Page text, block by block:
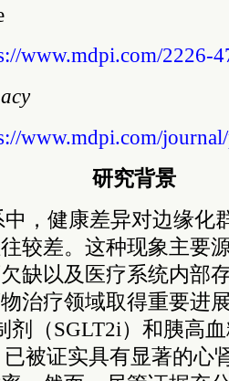
www.mdpi.com/2226-
www.mdpi.com/
研究背景
，健康差异对边缘化
较差。这种现象主要
缺以及医疗系统内部
治疗领域取得重要进
剂（SGLT2i）和胰高
被证实具有显著的心